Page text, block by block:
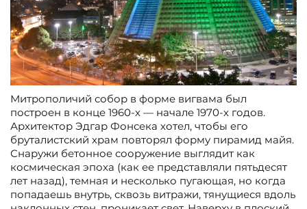
Митрополичий собор в форме вигвама был
построен в конце 1960-х — начале 1970-х годов.
Архитектор Эдгар Фонсека хотел, чтобы его
бруталистский храм повторял форму пирамид майя.
Снаружи бетонное сооружение выглядит как
космическая эпоха (как ее представляли пятьдесят
лет назад), темная и несколько пугающая, но когда
попадаешь внутрь, сквозь витражи, тянущиеся вдоль